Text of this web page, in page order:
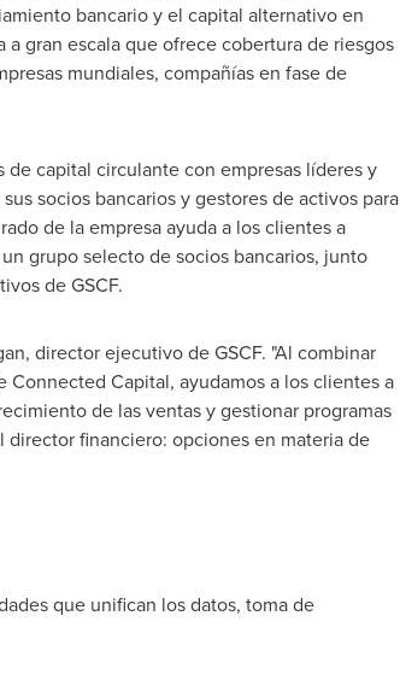
bancario y el capital alternativo en
gran escala que ofrece cobertura de riesgos
mundiales, compañías en fase de
capital circulante con empresas líderes y
socios bancarios y gestores de activos para
de la empresa ayuda a los clientes a
grupo selecto de socios bancarios, junto
de GSCF.
, director ejecutivo de GSCF. "Al combinar
Capital, ayudamos a los clientes a
de las ventas y gestionar programas
director financiero: opciones en materia de
que unifican los datos, toma de